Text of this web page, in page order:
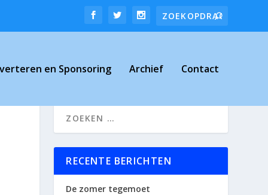
en Sponsoring Archief Contact
RECENTE BERICHTEN
De zomer tegemoet